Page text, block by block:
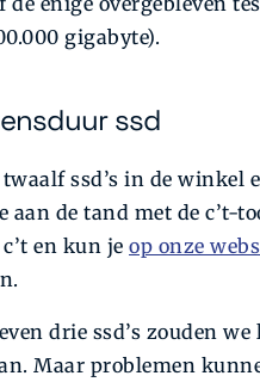
gigabyte).
ssd
ssd’s in de winkel
aan de tand met de c’t-
en kun je op onze
drie ssd’s zouden
Maar problemen